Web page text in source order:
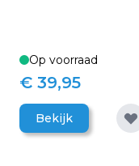
Op voorraad
€ 39,95
Bekijk